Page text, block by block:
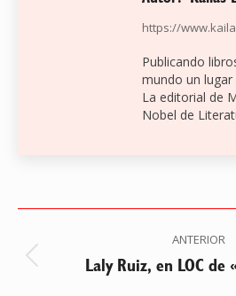
https://
Publicando
mundo un
La editorial de
Nobel de
entre
ANTERIOR
Laly Ruiz, en LOC de